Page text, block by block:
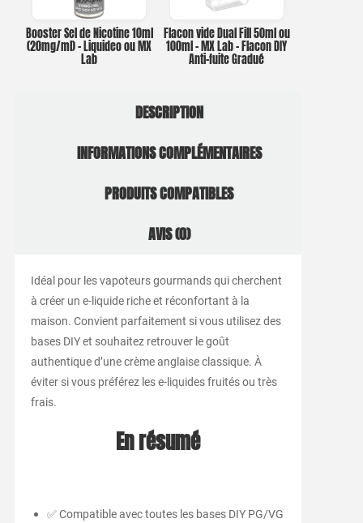
Booster Sel de Nicotine 10ml
(20mg/ml) – Liquideo ou MX
Lab
Flacon vide Dual Fill 50ml ou
100ml – MX Lab – Flacon DIY
Anti-fuite Gradué
DESCRIPTION
INFORMATIONS COMPLÉMENTAIRES
PRODUITS COMPATIBLES
AVIS (0)
Idéal pour les vapoteurs gourmands qui cherchent
à créer un e-liquide riche et réconfortant à la
maison. Convient parfaitement si vous utilisez des
bases DIY et souhaitez retrouver le goût
authentique d’une crème anglaise classique. À
éviter si vous préférez les e-liquides fruités ou très
frais.
En résumé
✅ Compatible avec toutes les bases DIY PG/VG